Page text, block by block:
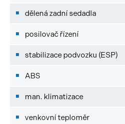
dělená zadní sedadla
posilovač řízení
stabilizace podvozku (ESP)
ABS
man. klimatizace
venkovní teploměr